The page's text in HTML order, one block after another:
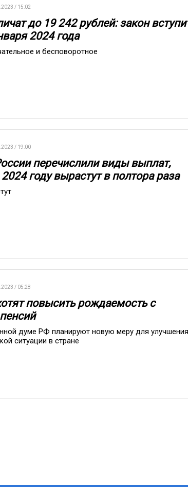
/ 15:02
до 19 242 рублей: закон
2024 года
и бесповоротное
/ 19:00
перечислили виды выплат,
году вырастут в полтора раза
/ 05:28
повысить рождаемость с
думе РФ планируют новую меру для улучшения
ситуации в стране